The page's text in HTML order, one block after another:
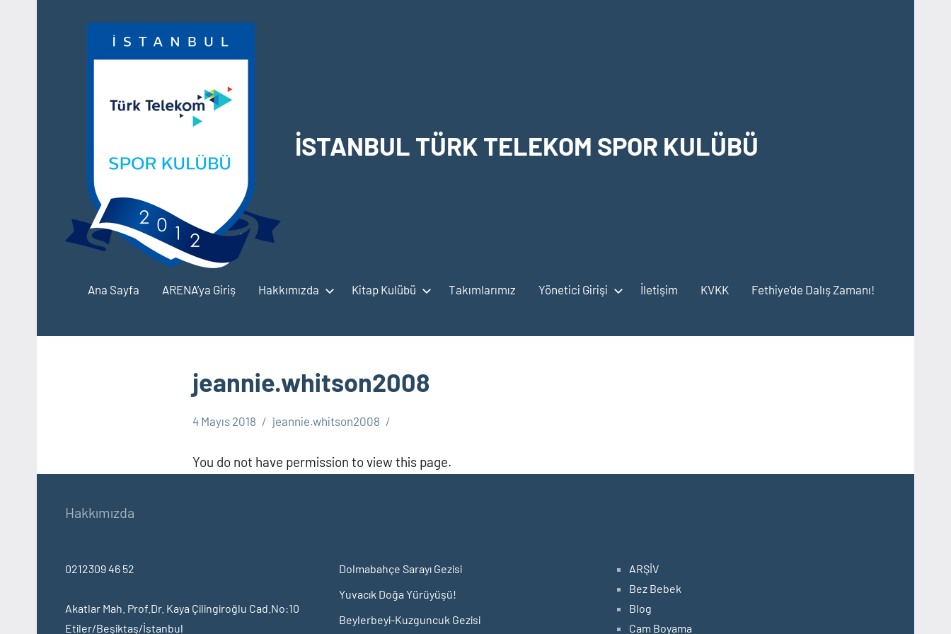
İSTANBUL TÜRK TELEKOM SPOR KULÜBÜ
Ana Sayfa ARENA’ya Giriş Hakkımızda Kitap Kulübü Takımlarımız Yönetici Girişi İletişim KVKK Fethiye’de Dalış Zamanı!
jeannie.whitson2008
4 Mayıs 2018 jeannie.whitson2008
You do not have permission to view this page.
Hakkımızda
0212309 46 52
Akatlar Mah. Prof.Dr. Kaya Çilingiroğlu Cad.No:10
Etiler/Beşiktaş/İstanbul
Dolmabahçe Sarayı Gezisi
Yuvacık Doğa Yürüyüşü!
Beylerbeyi-Kuzguncuk Gezisi
ARŞİV
Bez Bebek
Blog
Cam Boyama